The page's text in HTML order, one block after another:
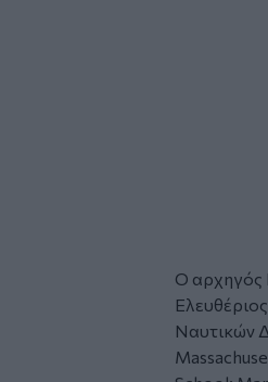
Ο αρχηγός
Ναυτικών